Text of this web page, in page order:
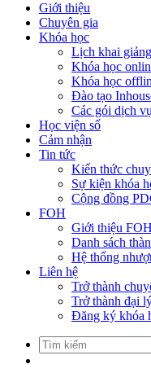
Giới thiệu
Chuyên gia
Khóa học
Lịch khai giảng
Khóa học
Khóa học
Đào tạo
Các gói dịch
Học viện số
Cảm nhận
Tin tức
Kiến thức
Sự kiện khóa
Cộng đồng
FOH
Giới thiệu FOH
Danh sách
Hệ thống
Liên hệ
Trở thành
Trở thành đại
Đăng ký khóa